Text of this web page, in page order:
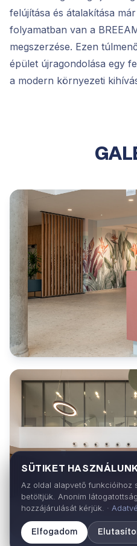
felújítása és átalakítása
folyamatban van a
megszerzése. Ezen
épület újragondolása egy
a modern környezeti
SÜTIKET
Az oldal alapvető funkcióihoz
betöltjük. Anonim
hozzájárulását kérjük. ·
Elfogadom